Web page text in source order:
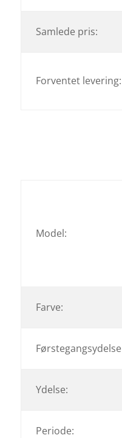
Samlede pris:
Forventet levering:
Model:
Farve:
Førstegangsydelse
Ydelse:
Periode: